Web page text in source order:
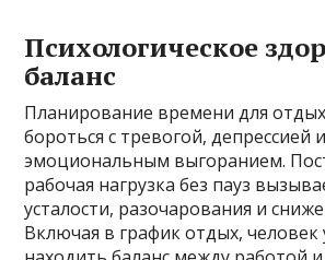
Психологическое
баланс
Планирование времени для
бороться с тревогой, депрессией и
эмоциональным выгоранием.
рабочая нагрузка без пауз
усталости, разочарования и
Включая в график отдых, человек